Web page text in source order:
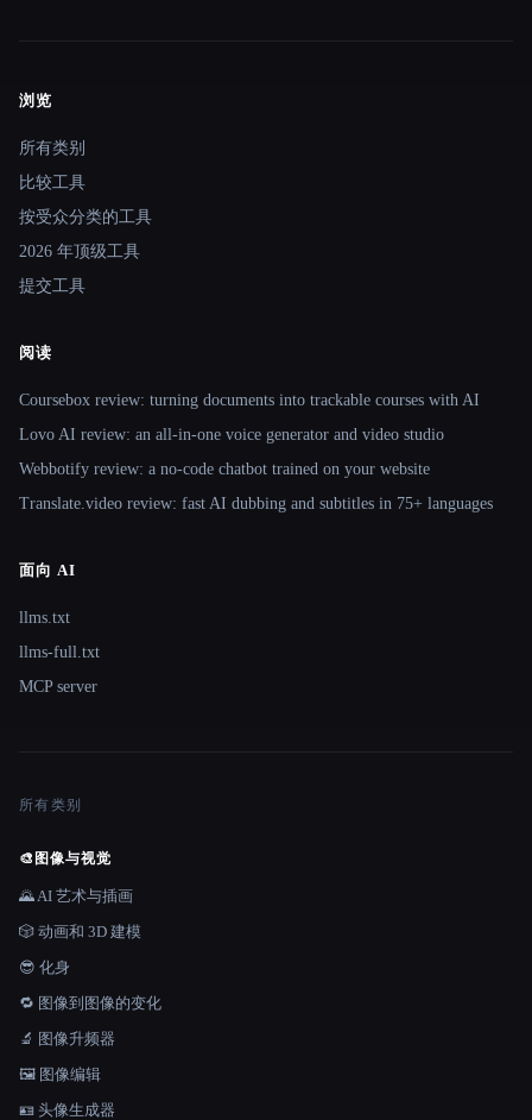
Site navigation
浏览
所有类别
比较工具
按受众分类的工具
2026 年顶级工具
提交工具
阅读
Coursebox review: turning documents into trackable courses with AI
Lovo AI review: an all-in-one voice generator and video studio
Webbotify review: a no-code chatbot trained on your website
Translate.video review: fast AI dubbing and subtitles in 75+ languages
面向 AI
llms.txt
llms-full.txt
MCP server
所有类别
🎨 图像与视觉
🌄 AI 艺术与插画
🎲 动画和 3D 建模
😎 化身
🔁 图像到图像的变化
🔬 图像升频器
🖼️ 图像编辑
🪪 头像生成器